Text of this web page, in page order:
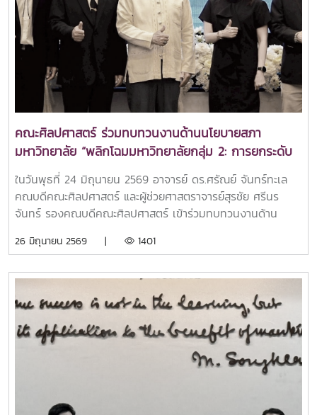
คณะศิลปศาสตร์ ร่วมทบทวนงานด้านนโยบายสภา
มหาวิทยาลัย “พลิกโฉมมหาวิทยาลัยกลุ่ม 2: การยกระดับ
งานวิจัยสู่การใช้ประโยชน์เชิงพาณิชย์ – การผลิตบัณฑิตให้
ทำงานเป็น”
ในวันพุธที่ 24 มิถุนายน 2569 อาจารย์ ดร.ศรัณย์ จันทร์ทะเล
คณบดีคณะศิลปศาสตร์ และผู้ช่วยศาสตราจารย์สุรชัย ศรีนร
จันทร์ รองคณบดีคณะศิลปศาสตร์ เข้าร่วมทบทวนงานด้าน
ระดับงานวิจัยสู่การใช้ประโยชน์เชิงพาณิชย์ – การผลิตบัณฑิตให้
พงษ์พานิช นายกสภามหาวิทยาลัย เป็นประธานในพิธีเปิด รอง
ศาสตราจารย์ ดร.เกรียงศักดิ์ ศรีเงินยวง เลขานุการสภา
มหาวิทยาลัย กล่าวรายงาน มีคณะกรรมการสภามหาวิทยาลัย
และผู้บริหารมหาวิทยาลัย นำโดย รองศาสตราจารย์ ดร.วีระพล
ทองมา อธิการบดี พร้อมด้วยรองอธิการบดี ผู้ช่วยอธิการบดี
คณบดี ผู้อำนวยการสำนัก และเจ้าหน้าที่ เข้าร่วมโครงการ
ซิตี้ รีสอร์ท จังหวัดเชียงใหม่
26 มิถุนายน 2569 | 1401